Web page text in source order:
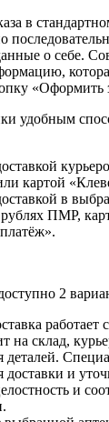
в
о себе.
«Оформить
удобным
картой
в
ПМР,
2
работает
на склад,
деталей.
доставки и
и